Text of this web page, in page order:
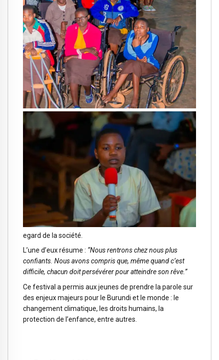
egard de la société.
L’une d’eux résume : “Nous rentrons chez nous plus
confiants. Nous avons compris que, même quand c’est
difficile, chacun doit persévérer pour atteindre son rêve.”
Ce festival a permis aux jeunes de prendre la parole sur
des enjeux majeurs pour le Burundi et le monde : le
changement climatique, les droits humains, la
protection de l’enfance, entre autres.